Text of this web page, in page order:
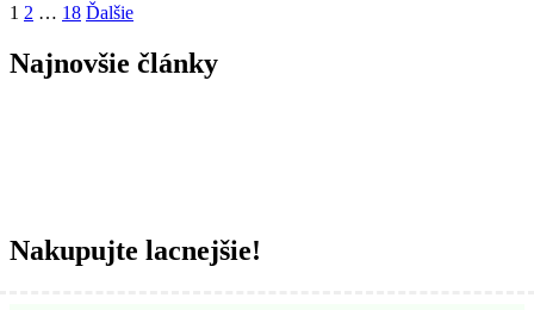
1 2 … 18 Ďalšie
Najnovšie články
Nakupujte lacnejšie!